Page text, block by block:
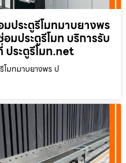
ประตูรีโมทมาบยางพร
อมประตูรีโมท บริการรับ
ประตูรีโมท.net
โมทมาบยางพร ป